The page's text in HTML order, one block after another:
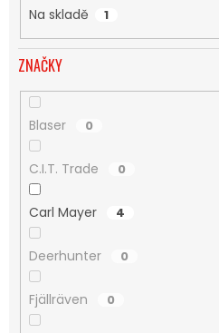
Na skladě 1
ZNAČKY
Blaser 0
C.I.T. Trade 0
Carl Mayer 4
Deerhunter 0
Fjällräven 0